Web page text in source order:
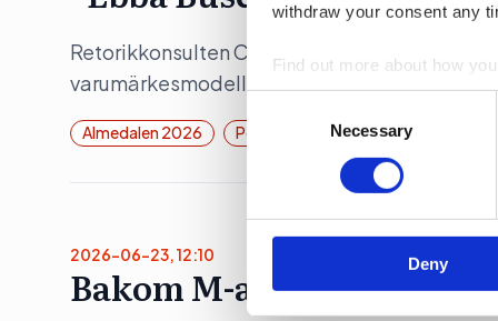
withdraw your consent any
Find out more about how
information about your use
other information that
Necessary
Deny
Retorikkonsulten Camilla Eriksson
varumärkesmodell Field of Meaning. Först ut
Almedalen 2026 Politik
2026-06-23, 12:10
Bakom M-avhoppet i